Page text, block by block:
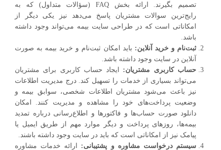
تصمیم بگیرند. ارائه بخش FAQ (سؤالات متداول) که به
رایج‌ترین سوالات مشتریان پاسخ می‌دهد نیز یکی دیگر از
امکاناتی است که در طراحی سایت بیمه می‌تواند وجود داشته
باشد.
ثبت‌نام و خرید آنلاین: باید امکان ثبت‌نام و خرید بیمه به صورت
آنلاین در سایت وجود داشته باشد.
حساب کاربری مشتریان: ایجاد حساب کاربری برای مشتریان
می‌تواند بسیاری از خدمات را تسهیل کند. درج مدیریت اطلاعات
نیز باعث می‌شود مشتریان اطلاعات شخصی، سوابق بیمه و
وضعیت پرداخت‌های خود را مشاهده و مدیریت کنند. امکان
دانلود صورت حساب‌ها و فاکتورها و اطلاع‌رسانی درباره تمدید
بیمه‌ها، روزهای پرداخت و دیگر موارد مهم از طریق ایمیل یا
پیامک نیز از امکاناتی است که باید در سایت وجود داشته باشند.
سیستم درخواست مشاوره و پشتیبانی: ارائه خدمات مشاوره